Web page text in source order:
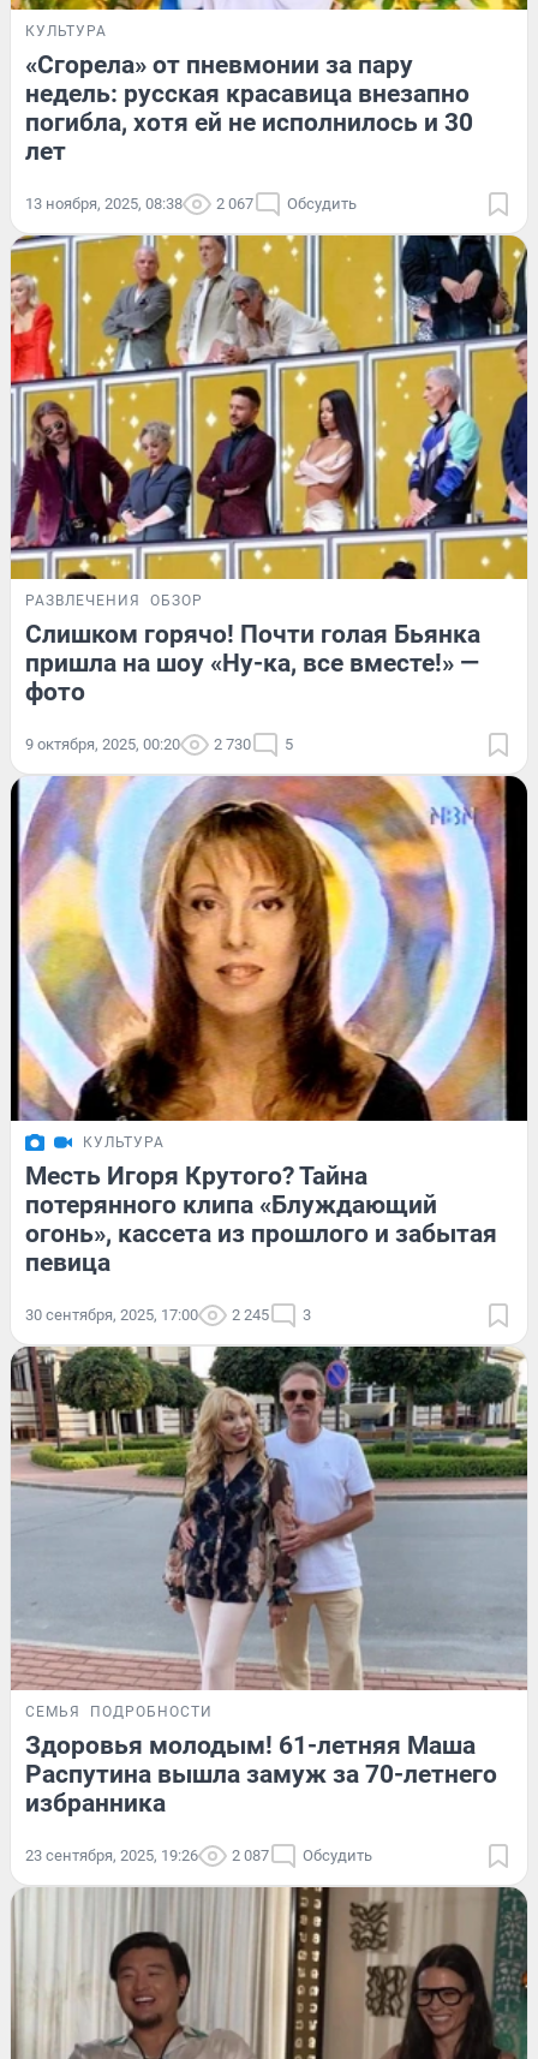
КУЛЬТУРА
«Сгорела» от пневмонии за пару
недель: русская красавица внезапно
погибла, хотя ей не исполнилось и 30
лет
13 ноября, 2025, 08:38 2 067 Обсудить
РАЗВЛЕЧЕНИЯ ОБЗОР
Слишком горячо! Почти голая Бьянка
пришла на шоу «Ну-ка, все вместе!» —
фото
9 октября, 2025, 00:20 2 730 5
КУЛЬТУРА
Месть Игоря Крутого? Тайна
потерянного клипа «Блуждающий
огонь», кассета из прошлого и забытая
певица
30 сентября, 2025, 17:00 2 245 3
СЕМЬЯ ПОДРОБНОСТИ
Здоровья молодым! 61-летняя Маша
Распутина вышла замуж за 70-летнего
избранника
23 сентября, 2025, 19:26 2 087 Обсудить